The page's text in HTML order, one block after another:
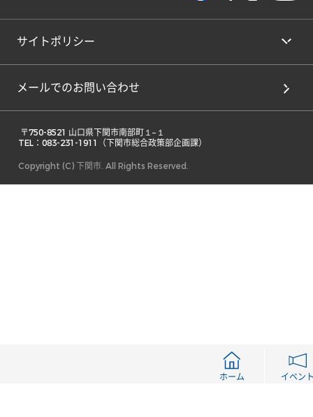
サイトポリシー
メールでのお問い合わせ
TEL：083-231-1911（下関市総合政策部企画課）
Copyright (C) 下関市. All Rights Reserved.
ホーム イベン